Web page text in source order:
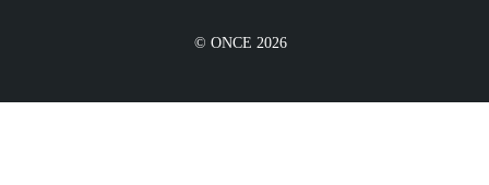
© ONCE 2026